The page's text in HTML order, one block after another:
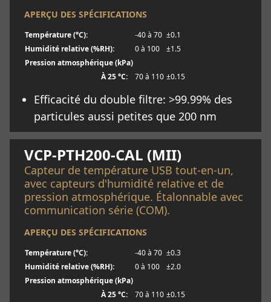
APERÇU DES SPÉCIFICATIONS
Température (°C): -40 à 70 ±0.1
Humidité relative (%RH):
0 à 100
±1.5
Pression atmosphérique (kPa)
À 25 °C:
70 à 110 ±0.15
Efficacité du double filtre: >99.99% des
particules aussi petites que 200 nm
En savoir plus
VCP-PTH200-CAL (MII)
Capteur de température USB tout-en-un,
avec capteurs d'humidité relative et de
pression atmosphérique. Étalonnable avec
communication série (COM).
APERÇU DES SPÉCIFICATIONS
Température (°C): -40 à 70 ±0.3
Humidité relative (%RH):
0 à 100
±2.0
Pression atmosphérique (kPa)
À 25 °C:
70 à 110 ±0.15